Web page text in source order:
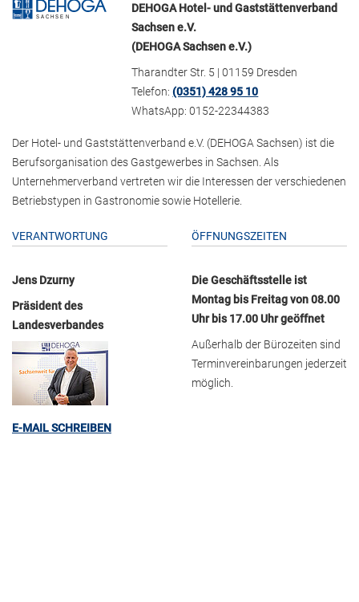
DEHOGA Hotel- und Gaststättenverband
Sachsen e.V.
(DEHOGA Sachsen e.V.)
Tharandter Str. 5 | 01159 Dresden
Telefon:(0351) 428 95 10
WhatsApp: 0152-22344383
Der Hotel- und Gaststättenverband e.V. (DEHOGA Sachsen) ist die
Berufsorganisation des Gastgewerbes in Sachsen. Als
Unternehmerverband vertreten wir die Interessen der verschiedenen
Betriebstypen in Gastronomie sowie Hotellerie.
VERANTWORTUNG
Jens Dzurny
Präsident des
Landesverbandes
E-MAIL SCHREIBEN
ÖFFNUNGSZEITEN
Die Geschäftsstelle ist
Montag bis Freitag von 08.00
Uhr bis 17.00 Uhr geöffnet
Außerhalb der Bürozeiten sind
Terminvereinbarungen jederzeit
möglich.